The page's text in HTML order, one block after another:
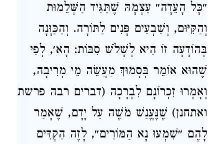
״כָּל הָעֵדָה״ עַצְמָהּ שֶׁתַּגִּיד הַשְּׁלֵמוּת
וְהַקִּיּוּם, וְשִׁבְעִים פָּנִים לַתּוֹרָה. וְהַכַּוָּנָה
בְּהוֹדָעָה זוֹ הִיא לְשָׁלֹשׁ סִבּוֹת: הָא׳, לְפִי
שֶׁהוּא אוֹמֵר בְּסָמוּךְ מַעֲשֵׂה מֵי מְרִיבָה,
וְאָמְרוּ זִכְרוֹנָם לִבְרָכָה (דברים רבה פרשת
ואתחנן) שֶׁנֶּעֱנַשׁ מֹשֶׁה עַל יָדָם, שֶׁאָמַר
לָהֶם ״שִׁמְעוּ נָא הַמּוֹרִים״, לָזֶה הִקְדִּים